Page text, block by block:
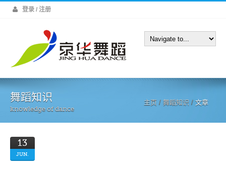
登录 / 注册
舞蹈知识
knowledge of dance
主页 / 舞蹈知识 / 文章
13
JUN.